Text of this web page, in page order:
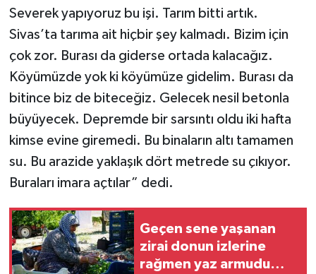
Severek yapıyoruz bu işi. Tarım bitti artık.
Sivas’ta tarıma ait hiçbir şey kalmadı. Bizim için
çok zor. Burası da giderse ortada kalacağız.
Köyümüzde yok ki köyümüze gidelim. Burası da
bitince biz de biteceğiz. Gelecek nesil betonla
büyüyecek. Depremde bir sarsıntı oldu iki hafta
kimse evine giremedi. Bu binaların altı tamamen
su. Bu arazide yaklaşık dört metrede su çıkıyor.
Buraları imara açtılar” dedi.
Geçen sene yaşanan
zirai donun izlerine
rağmen yaz armudu